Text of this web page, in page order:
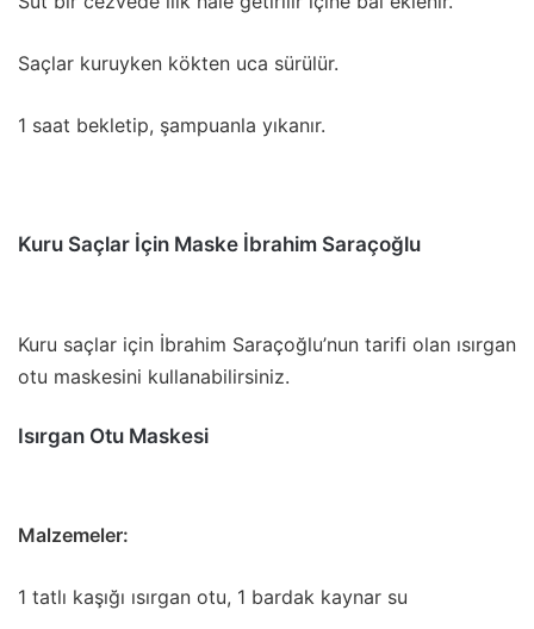
Saçlar kuruyken kökten uca sürülür.
1 saat bekletip, şampuanla yıkanır.
Kuru Saçlar İçin Maske İbrahim Saraçoğlu
Kuru saçlar için İbrahim Saraçoğlu’nun tarifi olan ısırgan
otu maskesini kullanabilirsiniz.
Isırgan Otu Maskesi
Malzemeler:
1 tatlı kaşığı ısırgan otu, 1 bardak kaynar su